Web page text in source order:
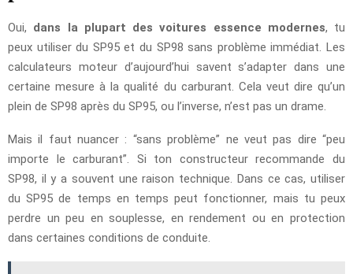
Oui, dans la plupart des voitures essence modernes, tu
peux utiliser du SP95 et du SP98 sans problème immédiat. Les
calculateurs moteur d’aujourd’hui savent s’adapter dans une
certaine mesure à la qualité du carburant. Cela veut dire qu’un
plein de SP98 après du SP95, ou l’inverse, n’est pas un drame.
Mais il faut nuancer : “sans problème” ne veut pas dire “peu
importe le carburant”. Si ton constructeur recommande du
SP98, il y a souvent une raison technique. Dans ce cas, utiliser
du SP95 de temps en temps peut fonctionner, mais tu peux
perdre un peu en souplesse, en rendement ou en protection
dans certaines conditions de conduite.